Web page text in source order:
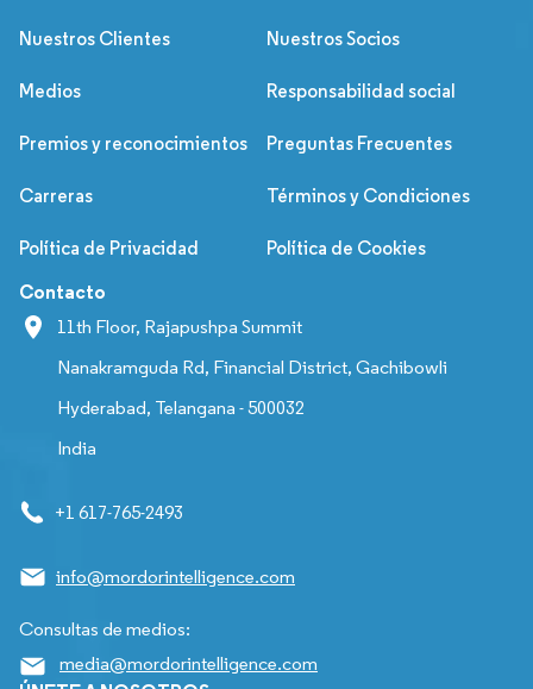
Nuestros Clientes Nuestros Socios
Medios Responsabilidad social
Premios y reconocimientos Preguntas Frecuentes
Carreras Términos y Condiciones
Política de Privacidad Política de Cookies
Contacto
11th Floor, Rajapushpa Summit
Nanakramguda Rd, Financial District, Gachibowli
Hyderabad, Telangana - 500032
India
+1 617-765-2493
info@mordorintelligence.com
Consultas de medios:
media@mordorintelligence.com